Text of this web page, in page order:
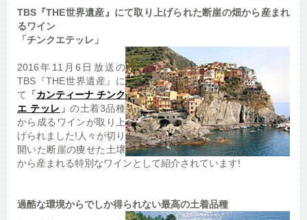
TBS『THE世界遺産』にて取り上げられた断崖の畑から産まれ
るワイン
「チンクエテッレ」
2016年11月6日放送の
TBS『THE世界遺産』に
て
「 カンティーナ チンク
エ テッレ 」の土着3品種
から成るワインが取り上
げられました!人々が切り
開いた断崖の痩せた土壌
から産まれる特別なワインとして紹介されています!
過酷な環境からでしか得られない最高の土着品種